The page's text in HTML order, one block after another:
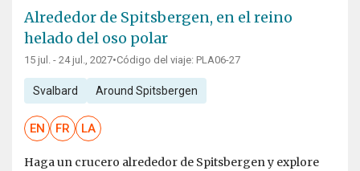
Alrededor de Spitsbergen, en el reino
helado del oso polar
15 jul. - 24 jul., 2027•Código del viaje: PLA06-27
Svalbard Around Spitsbergen
EN FR LA
Haga un crucero alrededor de Spitsbergen y explore